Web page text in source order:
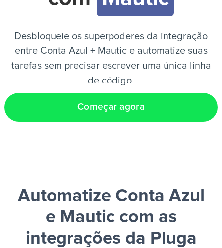
Desbloqueie os superpoderes da integração
entre Conta Azul + Mautic e automatize suas
tarefas sem precisar escrever uma única linha
de código.
Começar agora
Automatize Conta Azul
e Mautic com as
integrações da Pluga